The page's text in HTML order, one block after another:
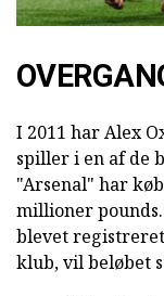
I 2011 har Alex
spiller i en af de
"Arsenal" har
millioner
blevet
klub, vil beløbet